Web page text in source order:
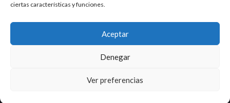
ciertas características y funciones.
Aceptar
Denegar
Ver preferencias
Transferencia de conocimiento
Organización de eventos académicos